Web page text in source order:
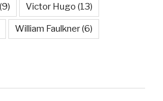
(9) Victor Hugo (13)
William Faulkner(6)